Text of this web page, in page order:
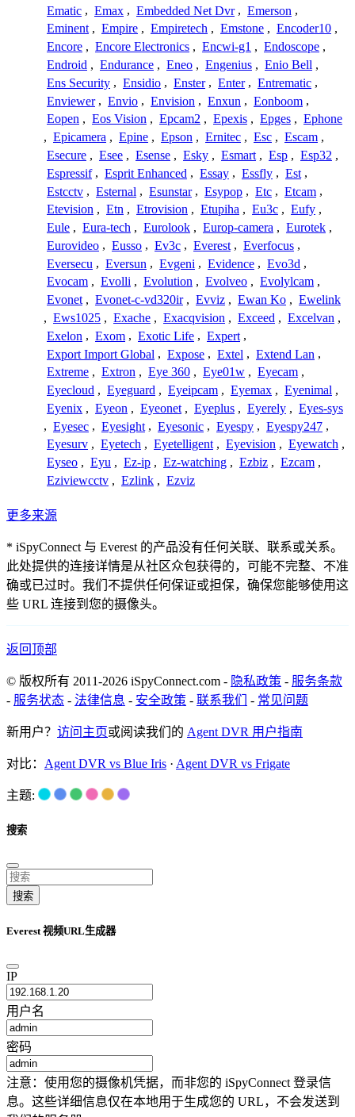
Ematic , Emax , Embedded Net Dvr , Emerson ,
Eminent , Empire , Empiretech , Emstone , Encoder10 ,
Encore , Encore Electronics , Encwi-g1 , Endoscope ,
Endroid , Endurance , Eneo , Engenius , Enio Bell ,
Ens Security , Ensidio , Enster , Enter , Entrematic ,
Enviewer , Envio , Envision , Enxun , Eonboom ,
Eopen , Eos Vision , Epcam2 , Epexis , Epges , Ephone
, Epicamera , Epine , Epson , Ernitec , Esc , Escam ,
Esecure , Esee , Esense , Esky , Esmart , Esp , Esp32 ,
Espressif , Esprit Enhanced , Essay , Essfly , Est ,
Estcctv , Esternal , Esunstar , Esypop , Etc , Etcam ,
Etevision , Etn , Etrovision , Etupiha , Eu3c , Eufy ,
Eule , Eura-tech , Eurolook , Europ-camera , Eurotek ,
Eurovideo , Eusso , Ev3c , Everest , Everfocus ,
Eversecu , Eversun , Evgeni , Evidence , Evo3d ,
Evocam , Evolli , Evolution , Evolveo , Evolylcam ,
Evonet , Evonet-c-vd320ir , Evviz , Ewan Ko , Ewelink
, Ews1025 , Exache , Exacqvision , Exceed , Excelvan ,
Exelon , Exom , Exotic Life , Expert ,
Export Import Global , Expose , Extel , Extend Lan ,
Extreme , Extron , Eye 360 , Eye01w , Eyecam ,
Eyecloud , Eyeguard , Eyeipcam , Eyemax , Eyenimal ,
Eyenix , Eyeon , Eyeonet , Eyeplus , Eyerely , Eyes-sys
, Eyesec , Eyesight , Eyesonic , Eyespy , Eyespy247 ,
Eyesurv , Eyetech , Eyetelligent , Eyevision , Eyewatch ,
Eyseo , Eyu , Ez-ip , Ez-watching , Ezbiz , Ezcam ,
Eziviewcctv , Ezlink , Ezviz
更多来源
* iSpyConnect 与 Everest 的产品没有任何关联、联系或关系。
此处提供的连接详情是从社区众包获得的，可能不完整、不准
确或已过时。我们不提供任何保证或担保，确保您能够使用这
些 URL 连接到您的摄像头。
返回顶部
© 版权所有 2011-2026 iSpyConnect.com - 隐私政策 - 服务条款
- 服务状态 - 法律信息 - 安全政策 - 联系我们 - 常见问题
新用户？ 访问主页或阅读我们的 Agent DVR 用户指南
对比： Agent DVR vs Blue Iris · Agent DVR vs Frigate
主题:
搜索
搜索
Everest 视频URL生成器
IP
用户名
密码
注意：使用您的摄像机凭据，而非您的 iSpyConnect 登录信
息。这些详细信息仅在本地用于生成您的 URL，不会发送到